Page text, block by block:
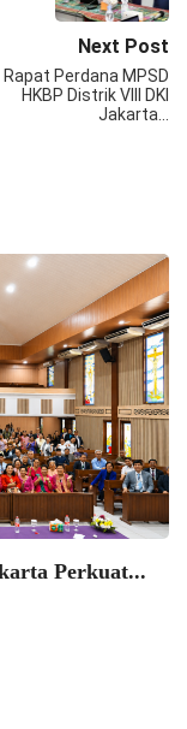
Next Post
Rapat Perdana MPSD
HKBP Distrik VIII DKI
Jakarta…
Perkuat...